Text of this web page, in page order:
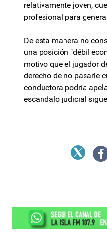
relativamente joven,
profesional para
De esta manera no
una posición "débil
motivo que el jugador
derecho de no pasarle
conductora podría
escándalo judicial